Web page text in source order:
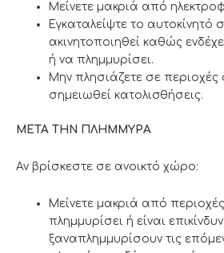
Μείνετε μακριά από
Εγκαταλείψτε το αυτοκίνητό
ακινητοποιηθεί καθώς
ή να πλημμυρίσει.
Μην πλησιάζετε σε περιοχές
σημειωθεί κατολισθήσεις.
ΜΕΤΑ ΤΗΝ ΠΛΗΜΜΥΡΑ
Αν βρίσκεστε σε ανοικτό χώρο:
Μείνετε μακριά από
πλημμυρίσει ή είναι
ξαναπλημμυρίσουν τις